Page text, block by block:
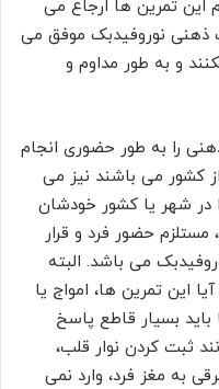
این تمرین ها ارجاع می
ذهنی نوروفیدبک موفق می
و به طور مداوم و
را به طور حضوری انجام
کشور می باشند نیز می
در شهر یا کشور خودشان
مستلزم حضور فرد و قرار
می باشد. البته
این تمرین ها، امواج یا
بسیار قاطع پاسخ
ثبت کردن نوار قلب،
به مغز فرد، وارد نمی